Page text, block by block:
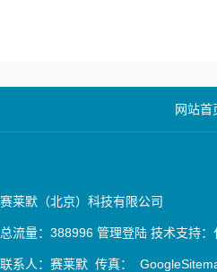
网站首
赛莱默（北京）科技有限公司
总流量：388996 管理登陆 技术支持：
联系人：赛莱默 传真：